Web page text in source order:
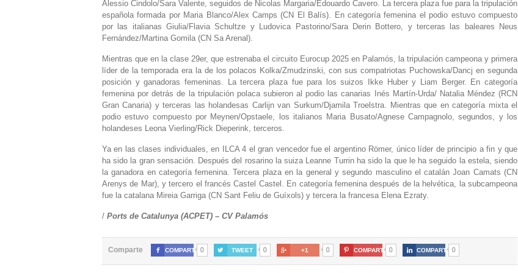
Alessio Cindolo/Sara Valente, seguidos de Nicolas Margaria/Edouardo Cavero. La tercera plaza fue para la tripulación
española formada por Maria Blanco/Alex Camps (CN El Balís). En categoría femenina el podio estuvo compuesto
por las italianas Giulia/Flavia Schultze y Ludovica Pastorino/Sara Derin Bottero, y terceras las baleares Neus
Fernández/Martina Gomila (CN Sa Arenal).
Mientras que en la clase 29er, que estrenaba el circuito Eurocup 2025 en Palamós, la tripulación campeona y primera
líder de la temporada era la de los polacos Kolka/Zmudzinski, con sus compatriotas Puchowska/Dancj en segunda
posición y ganadoras femeninas. La tercera plaza fue para los suizos Ikke Huber y Liam Berger. En categoría
femenina por detrás de la tripulación polaca subieron al podio las canarias Inés Martín-Urda/ Natalia Méndez (RCN
Gran Canaria) y terceras las holandesas Carlijn van Surkum/Djamila Troelstra. Mientras que en categoría mixta el
podio estuvo compuesto por Meynen/Opstaele, los italianos Maria Busato/Agnese Campagnolo, segundos, y los
holandeses Leona Vierling/Rick Dieperink, terceros.
Ya en las clases individuales, en ILCA 4 el gran vencedor fue el argentino Römer, único líder de principio a fin y que
ha sido la gran sensación. Después del rosarino la suiza Leanne Turrin ha sido la que le ha seguido la estela, siendo
la ganadora en categoría femenina. Tercera plaza en la general y segundo masculino el catalán Joan Camats (CN
Arenys de Mar), y tercero el francés Castel Castel. En categoría femenina después de la helvética, la subcampeona
fue la catalana Mireia Garriga (CN Sant Feliu de Guíxols) y tercera la francesa Elena Ezraty.
/ Ports de Catalunya (ACPET) – CV Palamós
Comparte  COMPARTE 0  TWEET 0  +1 0  COMPARTE 0  COMPARTE 0